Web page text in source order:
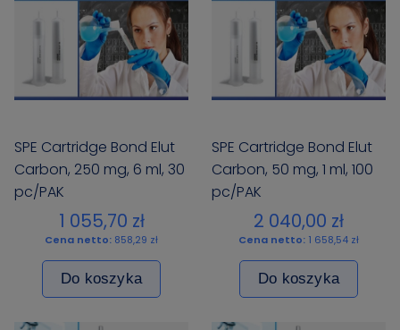
SPE Cartridge Bond Elut
Carbon, 250 mg, 6 ml, 30
pc/PAK
1 055,70 zł
Cena netto: 858,29 zł
Do koszyka
SPE Cartridge Bond Elut
Carbon, 50 mg, 1 ml, 100
pc/PAK
2 040,00 zł
Cena netto: 1 658,54 zł
Do koszyka